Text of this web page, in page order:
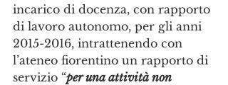
incarico di docenza, con rapporto
di lavoro autonomo, per gli anni
2015-2016, intrattenendo con
l’ateneo fiorentino un rapporto di
servizio “per una attività non